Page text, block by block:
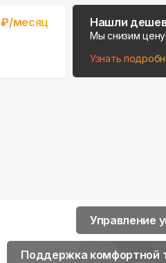
₽/месяц Нашли
Мы снизим цену!
Узнать
Управление
Поддержка комфортной